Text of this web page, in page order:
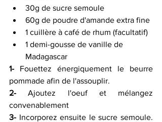
30g de sucre semoule
60g de poudre d'amande extra fine
1 cuillère à café de rhum (facultatif)
1 demi-gousse de vanille de
Madagascar
1- Fouettez énergiquement le beurre
pommade afin de l'assouplir.
2- Ajoutez l'oeuf et mélangez
convenablement
3- Incorporez ensuite le sucre semoule.